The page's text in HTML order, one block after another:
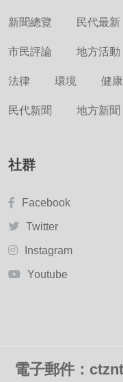
新聞總覽 民代最新
市民評論 地方活動
法律 環境 健康
民代新聞 地方新聞
社群
Facebook
Twitter
Instagram
Youtube
電子郵件：